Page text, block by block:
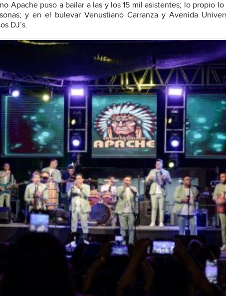
Apache puso a bailar a las y los 15 mil asistentes; lo propio
y en el bulevar Venustiano Carranza y Avenida
DJ’s.